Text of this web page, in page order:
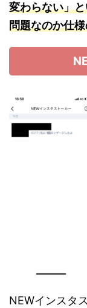
変わらない」
問題なのか仕
NEWインスタ